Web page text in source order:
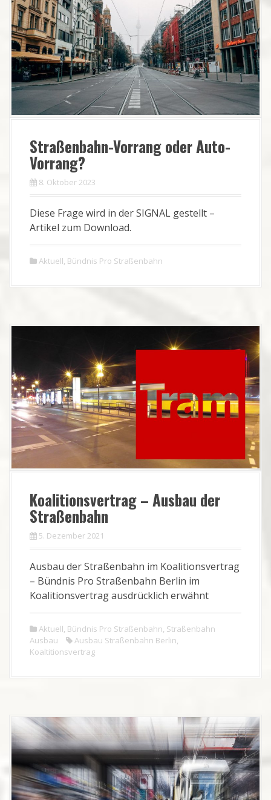
Straßenbahn-Vorrang oder Auto-
Vorrang?
8. Oktober 2023
Diese Frage wird in der SIGNAL gestellt –
Artikel zum Download.
Aktuell, Bündnis Pro Straßenbahn
Koalitionsvertrag – Ausbau der
Straßenbahn
5. Dezember 2021
Ausbau der Straßenbahn im Koalitionsvertrag
– Bündnis Pro Straßenbahn Berlin im
Koalitionsvertrag ausdrücklich erwähnt
Aktuell, Bündnis Pro Straßenbahn, Straßenbahn
Ausbau
Ausbau Straßenbahn Berlin,
Koaltitionsvertrag